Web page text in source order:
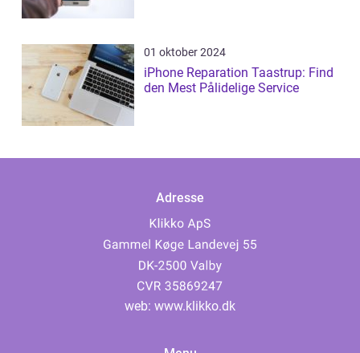
01 oktober 2024
iPhone Reparation Taastrup: Find
den Mest Pålidelige Service
Adresse
web: www.klikko.dk